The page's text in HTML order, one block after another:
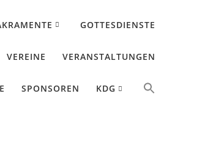
GOTTESDIENSTE
VEREINE VERANSTALTUNGEN
SPONSOREN KDG